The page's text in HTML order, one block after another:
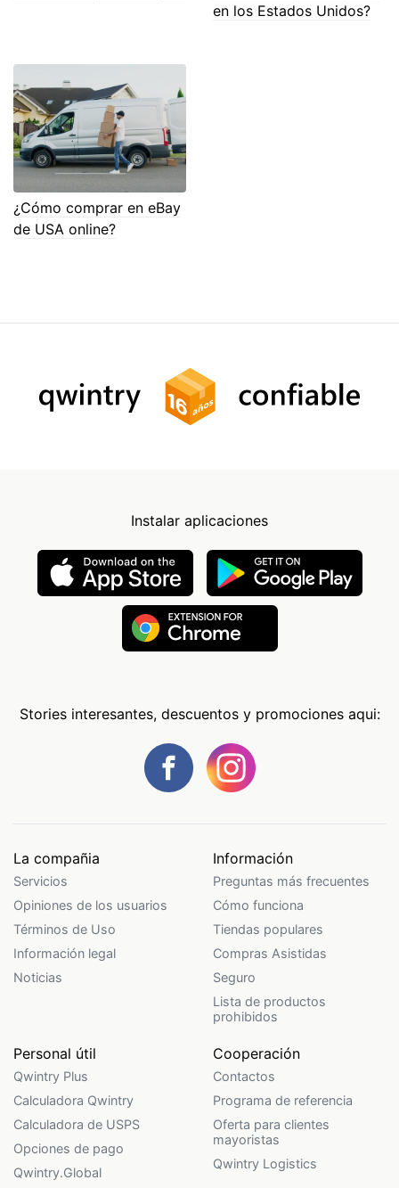
en los Estados Unidos?
¿Cómo comprar en eBay
de USA online?
Instalar aplicaciones
Stories interesantes, descuentos y promociones aqui:
La compañia
Servicios
Opiniones de los usuarios
Términos de Uso
Información legal
Noticias
Información
Preguntas más frecuentes
Cómo funciona
Tiendas populares
Compras Asistidas
Seguro
Lista de productos
prohibidos
Personal útil
Qwintry Plus
Calculadora Qwintry
Calculadora de USPS
Opciones de pago
Qwintry.Global
Cooperación
Contactos
Programa de referencia
Oferta para clientes
mayoristas
Qwintry Logistics